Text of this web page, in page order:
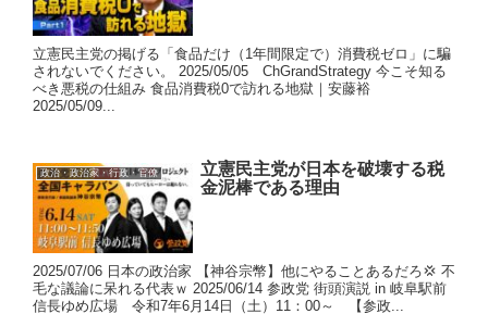
立憲民主党の掲げる「食品だけ（1年間限定で）消費税ゼロ」に騙
されないでください。 2025/05/05 ChGrandStrategy 今こそ知る
べき悪税の仕組み 食品消費税0で訪れる地獄｜安藤裕
2025/05/09...
政治・政治家・行政・官僚
立憲民主党が日本を破壊する税
金泥棒である理由
2025/07/06 日本の政治家 【神谷宗幣】他にやることあるだろ💢 不
毛な議論に呆れる代表ｗ 2025/06/14 参政党 街頭演説 in 岐阜駅前
信長ゆめ広場 令和7年6月14日（土）11：00～ 【参政...